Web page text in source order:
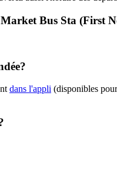
Bus Sta (First
dans l'appli (disponibles